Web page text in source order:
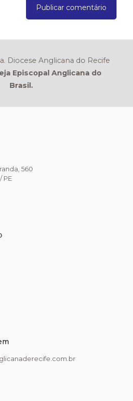
Diocese Anglicana do Recife
Episcopal Anglicana do
Brasil.
560
PE